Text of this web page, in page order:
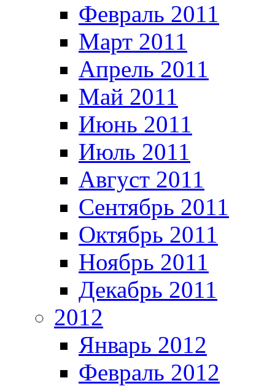
Февраль 2011
Март 2011
Апрель 2011
Май 2011
Июнь 2011
Июль 2011
Август 2011
Сентябрь 2011
Октябрь 2011
Ноябрь 2011
Декабрь 2011
2012
Январь 2012
Февраль 2012